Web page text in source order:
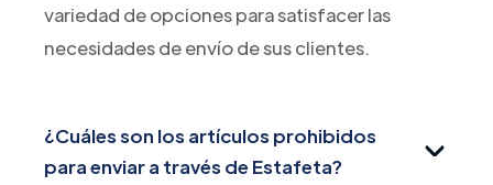
variedad de opciones para satisfacer las
necesidades de envío de sus clientes.
¿Cuáles son los artículos prohibidos
para enviar a través de Estafeta?